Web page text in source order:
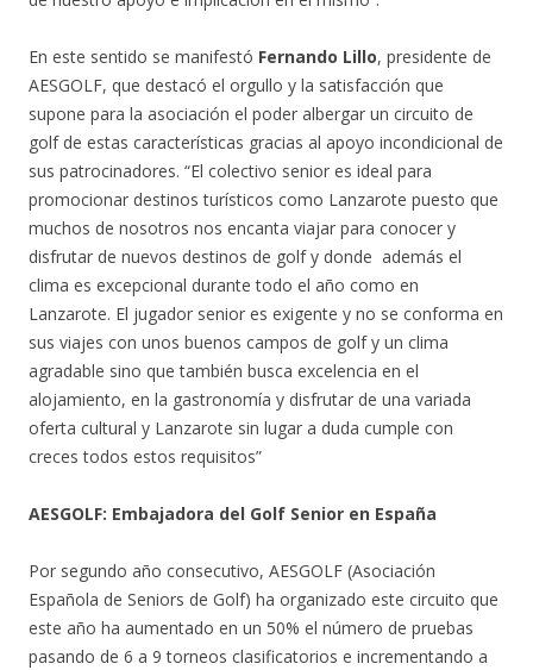
En este sentido se manifestó Fernando Lillo, presidente de
AESGOLF, que destacó el orgullo y la satisfacción que
supone para la asociación el poder albergar un circuito de
golf de estas características gracias al apoyo incondicional de
sus patrocinadores. “El colectivo senior es ideal para
promocionar destinos turísticos como Lanzarote puesto que
muchos de nosotros nos encanta viajar para conocer y
disfrutar de nuevos destinos de golf y donde además el
clima es excepcional durante todo el año como en
Lanzarote. El jugador senior es exigente y no se conforma en
sus viajes con unos buenos campos de golf y un clima
agradable sino que también busca excelencia en el
alojamiento, en la gastronomía y disfrutar de una variada
oferta cultural y Lanzarote sin lugar a duda cumple con
creces todos estos requisitos”
AESGOLF: Embajadora del Golf Senior en España
Por segundo año consecutivo, AESGOLF (Asociación
Española de Seniors de Golf) ha organizado este circuito que
este año ha aumentado en un 50% el número de pruebas
pasando de 6 a 9 torneos clasificatorios e incrementando a